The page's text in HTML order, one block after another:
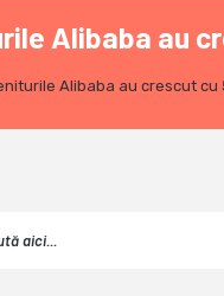
Alibaba au
Alibaba au crescut cu